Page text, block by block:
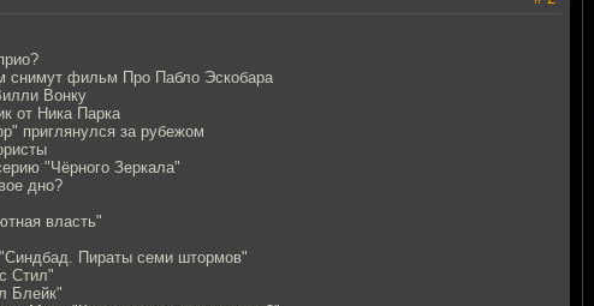
снимут фильм Про Пабло Эскобара
Вонку
от Ника Парка
приглянулся за рубежом
"Чёрного Зеркала"
дно?
власть"
Пираты семи штормов"
Стил"
Блейк"